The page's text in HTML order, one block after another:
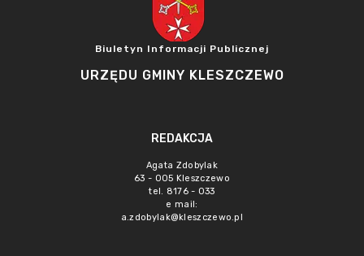
Biuletyn Informacji Publicznej
URZĘDU GMINY KLESZCZEWO
REDAKCJA
Agata Zdobylak
63 - 005 Kleszczewo
tel. 8176 - 033
e mail:
a.zdobylak@kleszczewo.pl